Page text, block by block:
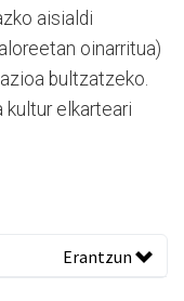
aisialdi
oinarritua)
bultzatzeko.
kultur elkarteari
Erantzun